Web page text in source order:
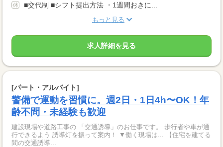
■交代制 ■シフト提出方法 ・1週間おきに...
もっと見る
求人詳細を見る
[パート・アルバイト]
警備で運動を習慣に。週2日・1日4h〜OK！年
齢不問・未経験も歓迎
建設現場や道路工事の 「交通誘導」のお仕事です。 歩行者や車が通
行できるよう 誘導灯を振って案内！ ▼働く現場は... 【住宅を建てる
間の交通誘導...